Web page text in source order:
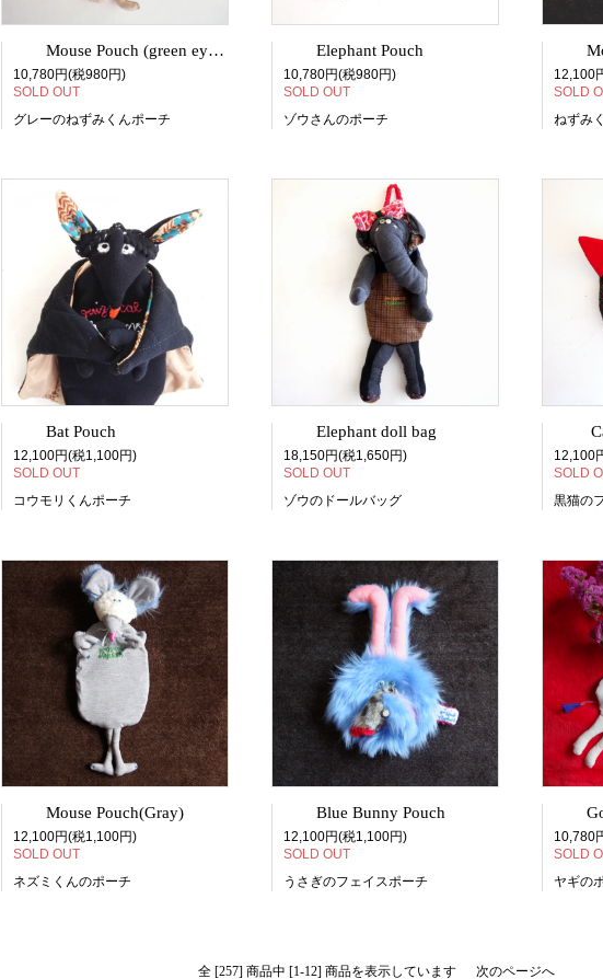
Mouse Pouch (green eyes)
10,780円(税980円)
SOLD OUT
グレーのねずみくんポーチ
Elephant Pouch
10,780円(税980円)
SOLD OUT
ゾウさんのポーチ
12,100
SOLD
ねずみ
Bat Pouch
12,100円(税1,100円)
SOLD OUT
コウモリくんポーチ
Elephant doll bag
18,150円(税1,650円)
SOLD OUT
ゾウのドールバッグ
12,100
SOLD
黒猫の
Mouse Pouch(Gray)
12,100円(税1,100円)
SOLD OUT
ネズミくんのポーチ
Blue Bunny Pouch
12,100円(税1,100円)
SOLD OUT
うさぎのフェイスポーチ
10,780
SOLD
ヤギの
全 [257] 商品中 [1-12] 商品を表示しています 次のページへ